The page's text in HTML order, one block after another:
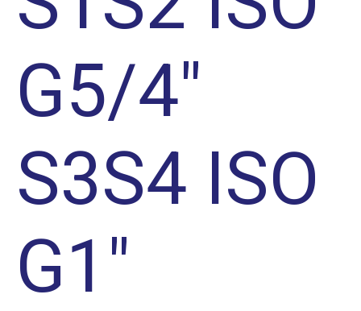
G5/4″
S3S4 ISO
G1″